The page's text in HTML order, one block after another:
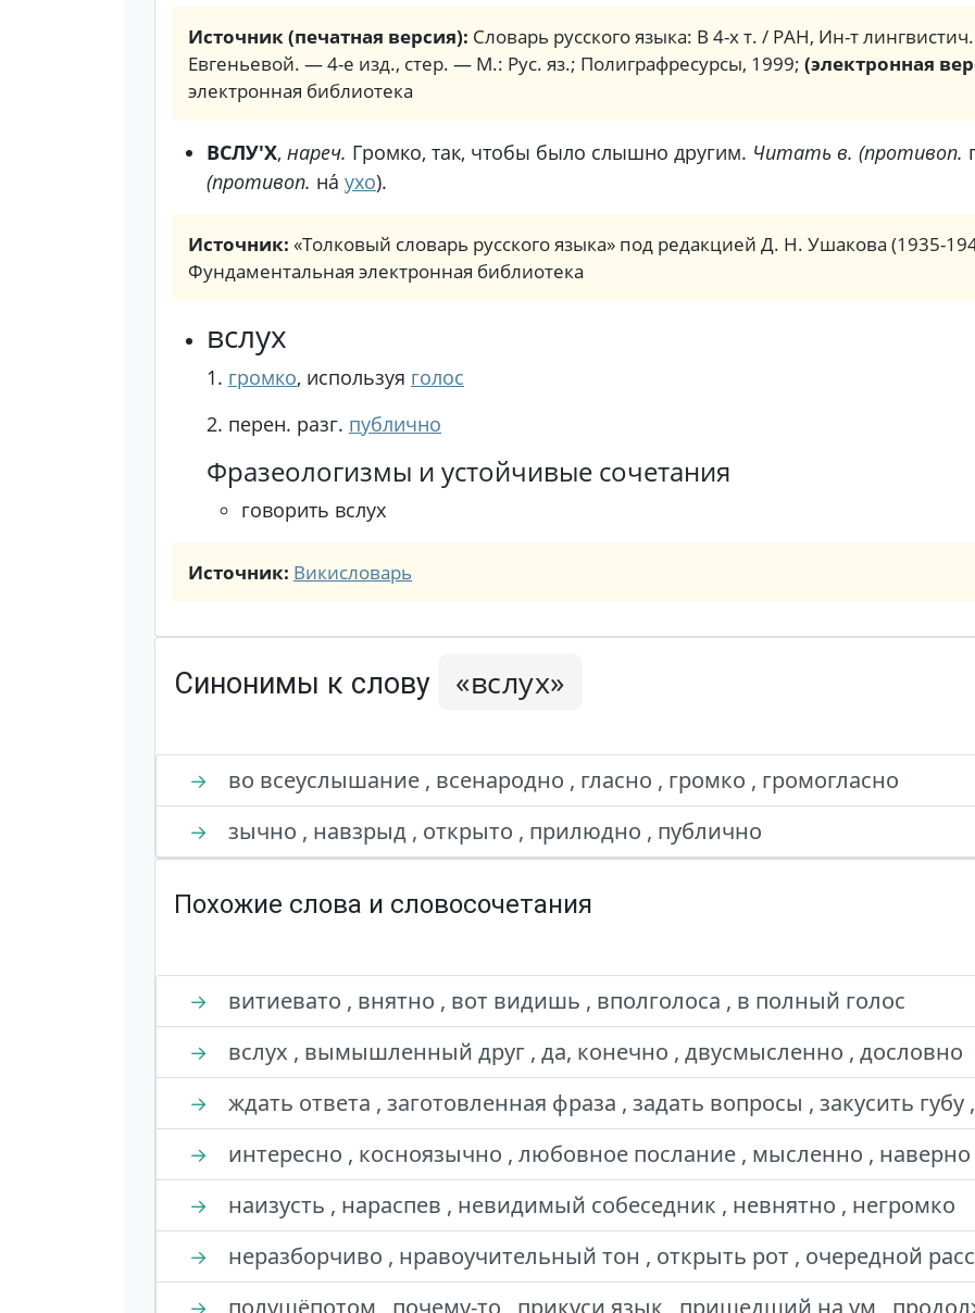
Источник (печатная версия): Словарь русского языка: В 4-х т. / РАН, Ин-т
Евгеньевой. — 4-е изд., стер. — М.: Рус. яз.; Полиграфресурсы, 1999; (электронная
электронная библиотека
ВСЛУ'Х, нареч. Громко, так, чтобы было слышно другим. Читать в. (противоп.
(противоп. на́ ухо).
Источник: «Толковый словарь русского языка» под редакцией Д. Н. Ушакова (1935-
Фундаментальная электронная библиотека
вслух
1. громко, используя голос
2. перен. разг. публично
Фразеологизмы и устойчивые сочетания
говорить вслух
Источник: Викисловарь
Синонимы к слову «вслух»
→ во всеуслышание , всенародно , гласно , громко , громогласно
→ зычно , навзрыд , открыто , прилюдно , публично
Похожие слова и словосочетания
→ витиевато , внятно , вот видишь , вполголоса , в полный голос
→ вслух , вымышленный друг , да, конечно , двусмысленно , дословно
→ ждать ответа , заготовленная фраза , задать вопросы , закусить
→ интересно , косноязычно , любовное послание , мысленно , наверно
→ наизусть , нараспев , невидимый собеседник , невнятно , негромко
→ неразборчиво , нравоучительный тон , открыть рот , очередной
→ полушёпотом , почему-то , прикуси язык , пришедший на ум ,